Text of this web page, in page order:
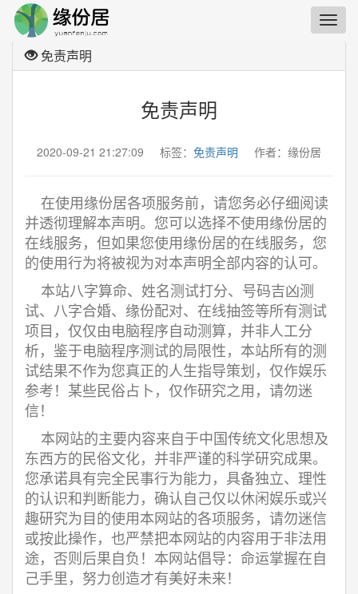
免责声明
免责声明
2020-09-21 21:27:09 标签： 免责声明 作者：缘份居
在使用缘份居各项服务前，请您务必仔细阅读
并透彻理解本声明。您可以选择不使用缘份居的
在线服务，但如果您使用缘份居的在线服务，您
的使用行为将被视为对本声明全部内容的认可。
本站八字算命、姓名测试打分、号码吉凶测
试、八字合婚、缘份配对、在线抽签等所有测试
项目，仅仅由电脑程序自动测算，并非人工分
析，鉴于电脑程序测试的局限性，本站所有的测
试结果不作为您真正的人生指导策划，仅作娱乐
参考！某些民俗占卜，仅作研究之用，请勿迷
信！
本网站的主要内容来自于中国传统文化思想及
东西方的民俗文化，并非严谨的科学研究成果。
您承诺具有完全民事行为能力，具备独立、理性
的认识和判断能力，确认自己仅以休闲娱乐或兴
趣研究为目的使用本网站的各项服务，请勿迷信
或按此操作，也严禁把本网站的内容用于非法用
途，否则后果自负！本网站倡导：命运掌握在自
己手里，努力创造才有美好未来！